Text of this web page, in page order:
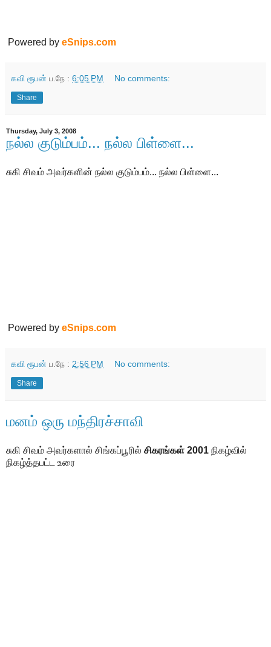
Powered by eSnips.com
கவி ரூபன் ப.நே : 6:05 PM No comments:
Share
Thursday, July 3, 2008
நல்ல குடும்பம்... நல்ல பிள்ளை...
சுகி சிவம் அவர்களின் நல்ல குடும்பம்... நல்ல பிள்ளை...
Powered by eSnips.com
கவி ரூபன் ப.நே : 2:56 PM No comments:
Share
மனம் ஒரு மந்திரச்சாவி
சுகி சிவம் அவர்களால் சிங்கப்பூரில் சிகரங்கள் 2001 நிகழ்வில்
நிகழ்த்தபட்ட உரை